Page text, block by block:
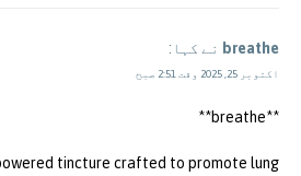
breathe نے کہا:
اکتوبر 25, 2025 وقت 2:51 صبح
** breathe**
tincture crafted to promote lung